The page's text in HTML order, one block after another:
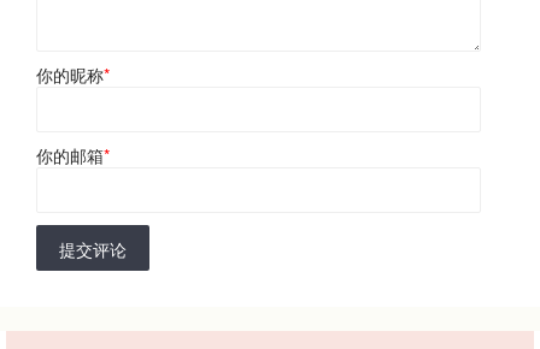
你的昵称*
你的邮箱*
提交评论